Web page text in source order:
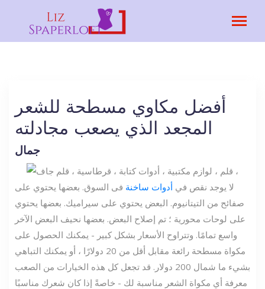
أفضل مكاوي مسطحة للشعر
المجعد الذي يصعب مجادلته
جمال
لا يوجد نقص في أدوات ساخنة فى السوق. بعضها يحتوي على
صفائح من التيتانيوم. البعض يحتوي على سيراميك. بعضها يحتوي
على لوحات محورية ؛ تم إصلاح البعض. بعضها نحيف البعض الآخر
واسع تمامًا. وتتراوح الأسعار بشكل كبير - يمكنك الحصول على
مكواة مسطحة رائعة مقابل أقل من 20 دولارًا ، أو يمكنك التباهي
بشيء ما شمال 200 دولار. قد تجعل كل هذه الخيارات من الصعب
معرفة أي مكواة الشعر مناسبة لك - خاصةً إذا كان شعرك مناسبًا